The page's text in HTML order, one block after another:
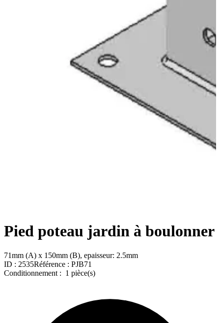
Pied poteau jardin à boulonner
71mm (A) x 150mm (B), epaisseur: 2.5mm
ID : 2535Référence : PJB71
Conditionnement : 1 pièce(s)